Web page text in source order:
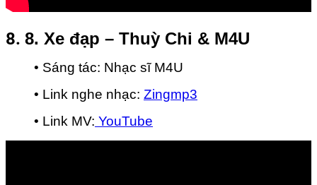
8. 8. Xe đạp – Thuỳ Chi & M4U
• Sáng tác: Nhạc sĩ M4U
• Link nghe nhạc: Zingmp3
• Link MV: YouTube